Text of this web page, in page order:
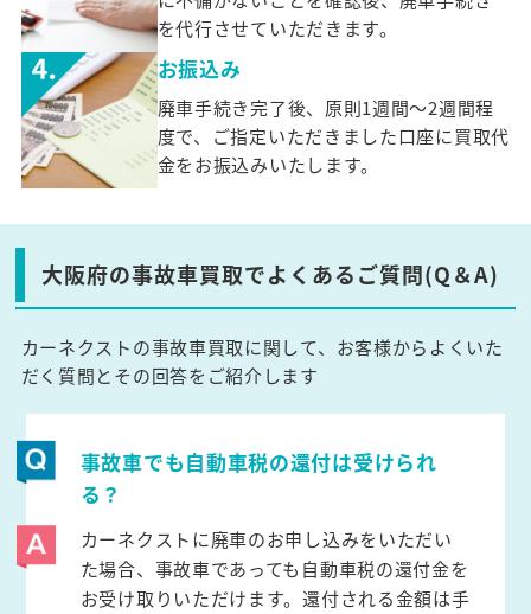
を代行させていただきます。
お振込み
廃車手続き完了後、原則1週間～2週間程
度で、ご指定いただきました口座に買取代
金をお振込みいたします。
大阪府の事故車買取でよくあるご質問(Q＆A)
カーネクストの事故車買取に関して、お客様からよくいた
だく質問とその回答をご紹介します
事故車でも自動車税の還付は受けられ
る？
カーネクストに廃車のお申し込みをいただい
た場合、事故車であっても自動車税の還付金を
お受け取りいただけます。還付される金額は手